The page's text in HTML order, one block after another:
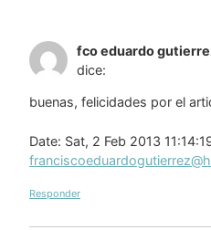
fco eduardo
dice:
buenas, felicidades por el
Date: Sat, 2 Feb 2013
Responder